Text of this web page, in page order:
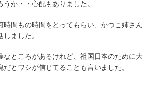
か・・心配もありました。
時間もの時間をとってもらい、かつこ姉さん
ました。
なところがあるけれど、祖国日本のために大
だとワシが信じてることも言いました。